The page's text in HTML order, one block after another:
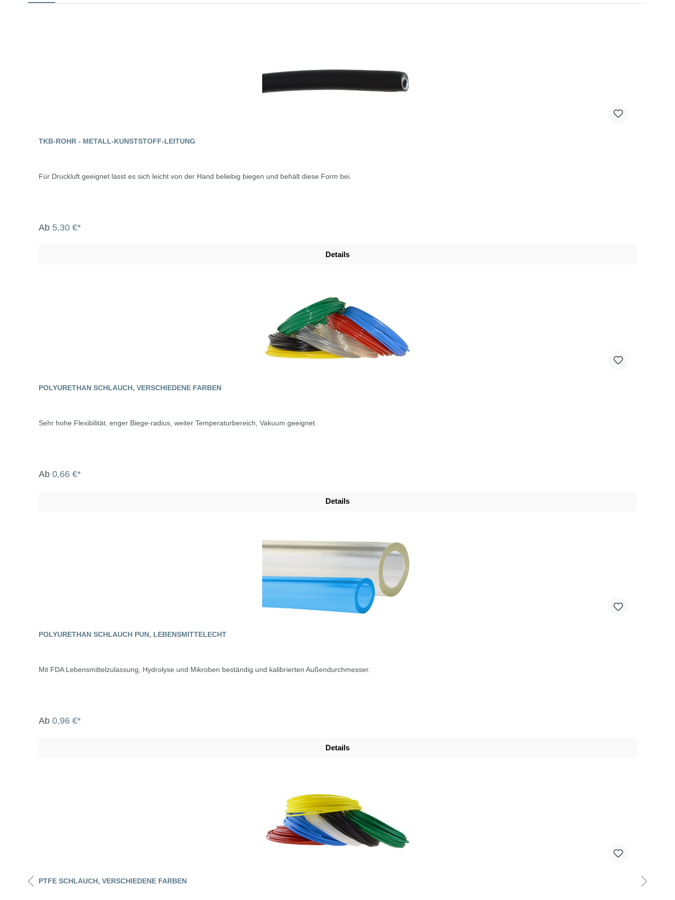
TKB-ROHR - METALL-KUNSTSTOFF-LEITUNG
Für Druckluft geeignet lässt es sich leicht von der Hand beliebig biegen und behält diese Form bei.
Ab 5,30 €*
Details
POLYURETHAN SCHLAUCH, VERSCHIEDENE FARBEN
Sehr hohe Flexibilität, enger Biege-radius, weiter Temperaturbereich, Vakuum geeignet.
Ab 0,66 €*
Details
POLYURETHAN SCHLAUCH PUN, LEBENSMITTELECHT
Mit FDA Lebensmittelzulassung, Hydrolyse und Mikroben beständig und kalibrierten Außendurchmesser.
Ab 0,96 €*
Details
PTFE SCHLAUCH, VERSCHIEDENE FARBEN